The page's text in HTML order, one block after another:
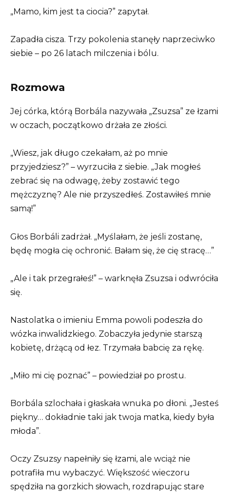
„Mamo, kim jest ta ciocia?” zapytał.
Zapadła cisza. Trzy pokolenia stanęły naprzeciwko
siebie – po 26 latach milczenia i bólu.
Rozmowa
Jej córka, którą Borbála nazywała „Zsuzsa” ze łzami
w oczach, początkowo drżała ze złości.
„Wiesz, jak długo czekałam, aż po mnie
przyjedziesz?” – wyrzuciła z siebie. „Jak mogłeś
zebrać się na odwagę, żeby zostawić tego
mężczyznę? Ale nie przyszedłeś. Zostawiłeś mnie
samą!”
Głos Borbáli zadrżał. „Myślałam, że jeśli zostanę,
będę mogła cię ochronić. Bałam się, że cię stracę…”
„Ale i tak przegrałeś!” – warknęła Zsuzsa i odwróciła
się.
Nastolatka o imieniu Emma powoli podeszła do
wózka inwalidzkiego. Zobaczyła jedynie starszą
kobietę, drżącą od łez. Trzymała babcię za rękę.
„Miło mi cię poznać” – powiedział po prostu.
Borbála szlochała i głaskała wnuka po dłoni. „Jesteś
piękny… dokładnie taki jak twoja matka, kiedy była
młoda”.
Oczy Zsuzsy napełniły się łzami, ale wciąż nie
potrafiła mu wybaczyć. Większość wieczoru
spędziła na gorzkich słowach, rozdrapując stare